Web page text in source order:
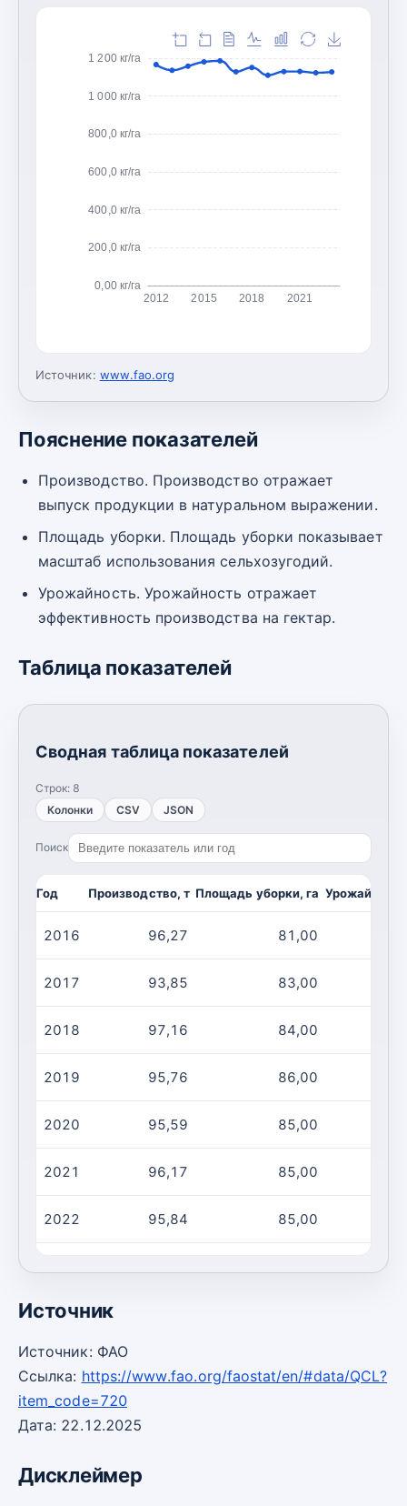
0,00 кг/га
200,0 кг/га
400,0 кг/га
600,0 кг/га
800,0 кг/га
1 000 кг/га
1 200 кг/га
2012 2015 2018 2021
Источник: www.fao.org
Пояснение показателей
Производство. Производство отражает
выпуск продукции в натуральном выражении.
Площадь уборки. Площадь уборки показывает
масштаб использования сельхозугодий.
Урожайность. Урожайность отражает
эффективность производства на гектар.
Таблица показателей
Сводная таблица показателей
Строк: 8
Колонки
CSV JSON
Поиск
Год Производство, т Площадь уборки, га
2016 96,27 81,00
2017 93,85 83,00
2018 97,16 84,00
2019 95,76 86,00
2020 95,59 85,00
2021 96,17 85,00
2022 95,84 85,00
Источник
Источник: ФАО
Ссылка: https://www.fao.org/faostat/en/#data/QCL?
item_code=720
Дата: 22.12.2025
Дисклеймер